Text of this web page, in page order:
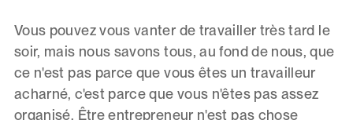
Vous pouvez vous vanter de travailler très tard le
soir, mais nous savons tous, au fond de nous, que
ce n'est pas parce que vous êtes un travailleur
acharné, c'est parce que vous n'êtes pas assez
organisé. Être entrepreneur n'est pas chose